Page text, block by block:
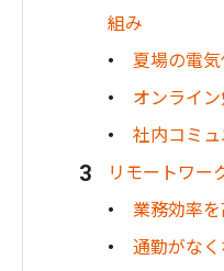
組み
夏場の電
オンライ
社内コミ
リモートワー
業務効率
通勤がな